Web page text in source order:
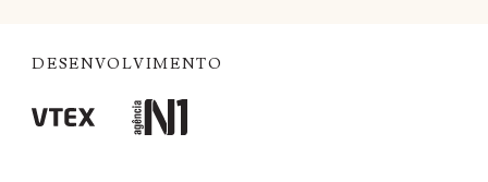
DESENVOLVIMENTO